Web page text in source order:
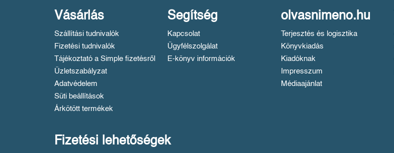
Vásárlás
Szállítási tudnivalók
Fizetési tudnivalók
Tájékoztató a Simple fizetésről
Üzletszabályzat
Adatvédelem
Süti beállítások
Árkötött termékek
Segítség
Kapcsolat
Ügyfélszolgálat
E-könyv információk
olvasnimeno.hu
Terjesztés és logisztika
Könyvkiadás
Kiadóknak
Impresszum
Médiaajánlat
Fizetési lehetőségek